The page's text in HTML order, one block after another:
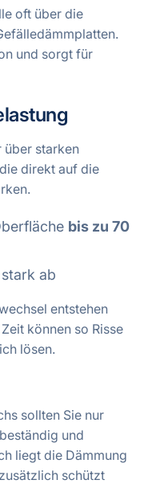
oft über die
und sorgt für
über starken
direkt auf die
bis zu 70
ab
entstehen
können so Risse
lösen.
sollten Sie nur
und
liegt die Dämmung
schützt